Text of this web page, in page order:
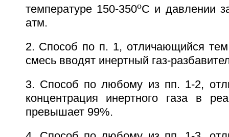
температуре 150-350oС и давлении
атм.
2. Способ по п. 1, отличающийся
смесь вводят инертный газ-
3. Способ по любому из пп. 1-2,
концентрация инертного газа в
превышает 99%.